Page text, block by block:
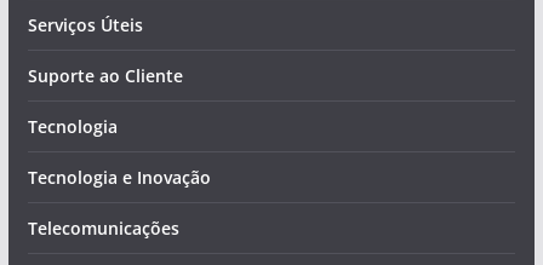
Serviços Úteis
Suporte ao Cliente
Tecnologia
Tecnologia e Inovação
Telecomunicações